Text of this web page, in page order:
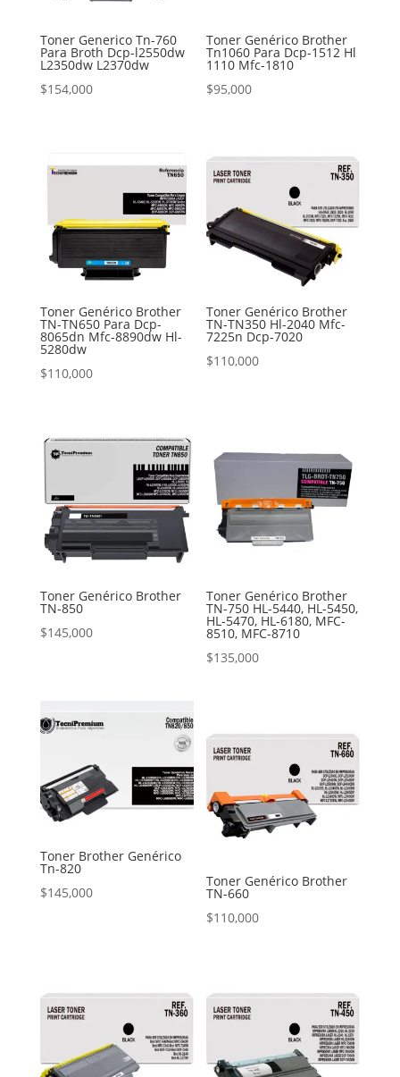
Toner Generico Tn-760
Para Broth Dcp-l2550dw
L2350dw L2370dw
$154,000
Toner Genérico Brother
Tn1060 Para Dcp-1512 Hl
1110 Mfc-1810
$95,000
Toner Genérico Brother
TN-TN650 Para Dcp-
8065dn Mfc-8890dw Hl-
5280dw
$110,000
Toner Genérico Brother
TN-TN350 Hl-2040 Mfc-
7225n Dcp-7020
$110,000
Toner Genérico Brother
TN-850
$145,000
Toner Genérico Brother
TN-750 HL-5440, HL-5450,
HL-5470, HL-6180, MFC-
8510, MFC-8710
$135,000
Toner Brother Genérico
Tn-820
$145,000
Toner Genérico Brother
TN-660
$110,000